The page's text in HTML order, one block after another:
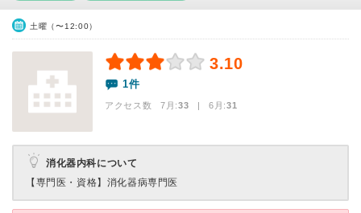
土曜（〜12:00）
3.10
1件
アクセス数 7月:33 | 6月:31
消化器内科について
【専門医・資格】 消化器病専門医